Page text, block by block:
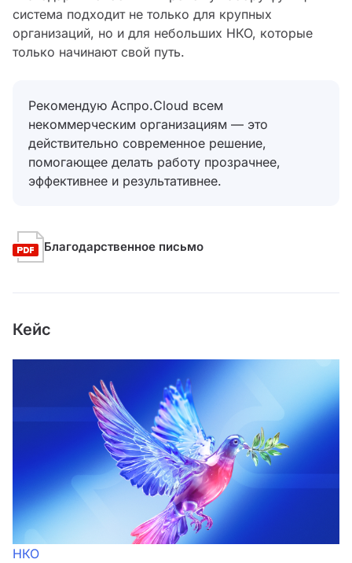
система подходит не только для крупных
организаций, но и для небольших НКО, которые
только начинают свой путь.
Рекомендую Аспро.Cloud всем
некоммерческим организациям — это
действительно современное решение,
помогающее делать работу прозрачнее,
эффективнее и результативнее.
Благодарственное письмо
Кейс
НКО